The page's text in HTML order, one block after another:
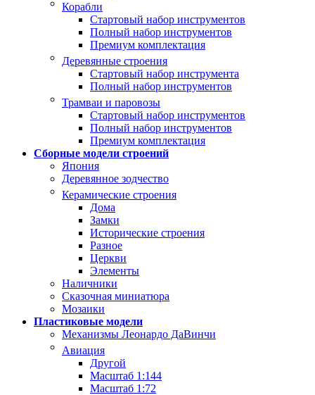
Корабли
Стартовый набор инструментов
Полный набор инструментов
Премиум комплектация
Деревянные строения
Стартовый набор инструмента
Полный набор инструментов
Трамваи и паровозы
Стартовый набор инструментов
Полный набор инструментов
Премиум комплектация
Сборные модели строений
Япония
Деревянное зодчество
Керамические строения
Дома
Замки
Исторические строения
Разное
Церкви
Элементы
Наличники
Сказочная миниатюра
Мозаики
Пластиковые модели
Механизмы Леонардо ДаВинчи
Авиация
Другой
Масштаб 1:144
Масштаб 1:72